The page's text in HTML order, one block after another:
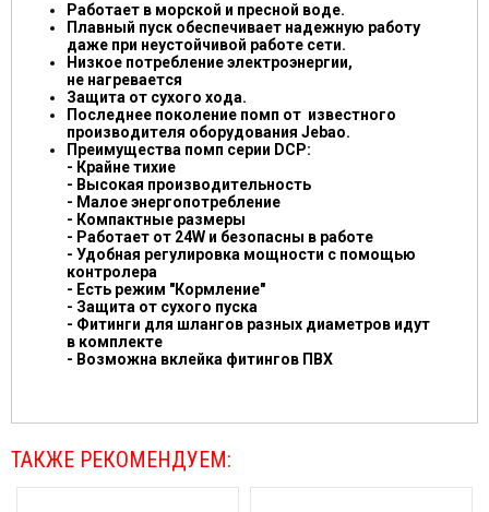
Работает в морской и пресной воде.
Плавный пуск обеспечивает надежную работу
даже при неустойчивой работе сети.
Низкое потребление электроэнергии,
не нагревается
Защита от сухого хода.
Последнее поколение помп от известного
производителя оборудования Jebao.
Преимущества помп серии DCP:
- Крайне тихие
- Высокая производительность
- Малое энергопотребление
- Компактные размеры
- Работает от 24W и безопасны в работе
- Удобная регулировка мощности с помощью
контролера
- Есть режим "Кормление"
- Защита от сухого пуска
- Фитинги для шлангов разных диаметров идут
в комплекте
- Возможна вклейка фитингов ПВХ
ТАКЖЕ РЕКОМЕНДУЕМ: